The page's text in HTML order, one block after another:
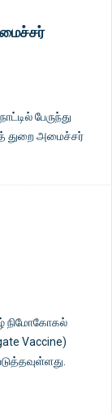
பேருந்து
துறை அமைச்சர்
நிமோகோகல்
Vaccine)